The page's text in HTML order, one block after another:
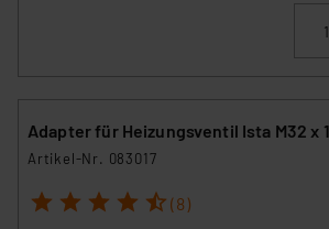
Adapter für Heizungsventil Ista M32 x
Artikel-Nr. 083017
1 2 3 4 5 (8)